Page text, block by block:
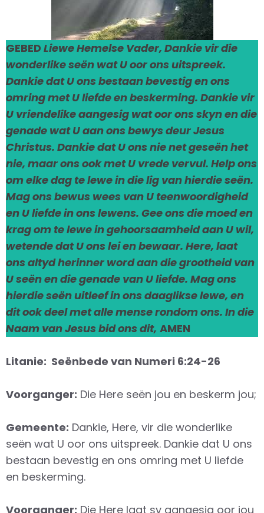
GEBED Liewe Hemelse Vader, Dankie vir die
wonderlike seën wat U oor ons uitspreek.
Dankie dat U ons bestaan bevestig en ons
omring met U liefde en beskerming. Dankie vir
U vriendelike aangesig wat oor ons skyn en die
genade wat U aan ons bewys deur Jesus
Christus. Dankie dat U ons nie net geseën het
nie, maar ons ook met U vrede vervul. Help ons
om elke dag te lewe in die lig van hierdie seën.
Mag ons bewus wees van U teenwoordigheid
en U liefde in ons lewens. Gee ons die moed en
krag om te lewe in gehoorsaamheid aan U wil,
wetende dat U ons lei en bewaar. Here, laat
ons altyd herinner word aan die grootheid van
U seën en die genade van U liefde. Mag ons
hierdie seën uitleef in ons daaglikse lewe, en
dit ook deel met alle mense rondom ons. In die
Naam van Jesus bid ons dit, AMEN
Litanie: Seënbede van Numeri 6:24-26
Voorganger: Die Here seën jou en beskerm jou;
Gemeente: Dankie, Here, vir die wonderlike
seën wat U oor ons uitspreek. Dankie dat U ons
bestaan bevestig en ons omring met U liefde
en beskerming.
Voorganger: Die Here laat sy aangesig oor jou